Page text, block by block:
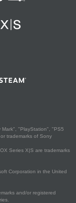
"PlayStation", "PS5
trademarks of Sony
Series X|S are trademarks
Corporation in the United
and/or registered